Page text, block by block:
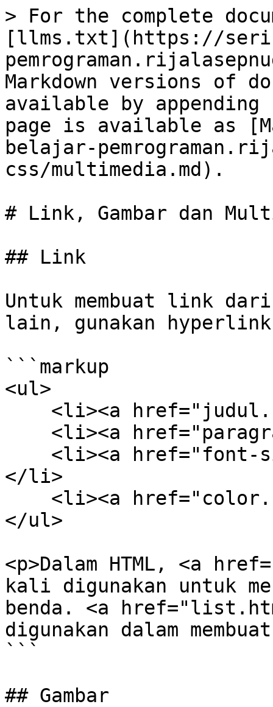
> For the complete
[llms.txt](https://
Markdown versions of
available by
page is available as
belajar-
css/multimedia.md).
# Link, Gambar dan
## Link
Untuk membuat link
lain, gunakan
```markup
<ul>
</li>
</ul>
<p>Dalam HTML, <a
kali digunakan untuk
benda. <a
digunakan dalam
```
## Gambar